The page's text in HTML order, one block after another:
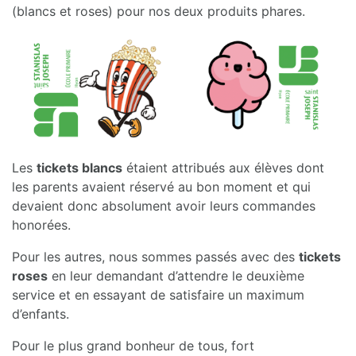
(blancs et roses) pour nos deux produits phares.
Les tickets blancs étaient attribués aux élèves dont
les parents avaient réservé au bon moment et qui
devaient donc absolument avoir leurs commandes
honorées.
Pour les autres, nous sommes passés avec des tickets
roses en leur demandant d’attendre le deuxième
service et en essayant de satisfaire un maximum
d’enfants.
Pour le plus grand bonheur de tous, fort